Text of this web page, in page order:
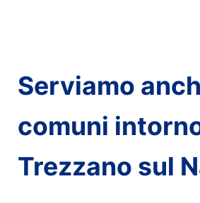
Serviamo
comuni
Trezzano sul